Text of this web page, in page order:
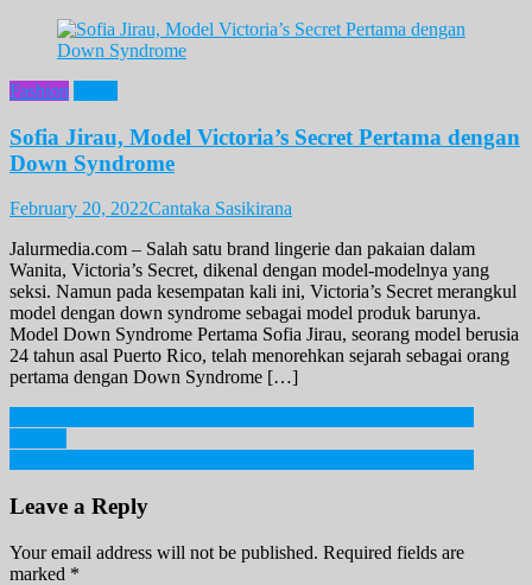
Fashion
Sofia Jirau, Model Victoria’s Secret Pertama dengan
Down Syndrome
February 20, 2022Cantaka Sasikirana
Jalurmedia.com – Salah satu brand lingerie dan pakaian dalam
Wanita, Victoria’s Secret, dikenal dengan model-modelnya yang
seksi. Namun pada kesempatan kali ini, Victoria’s Secret merangkul
model dengan down syndrome sebagai model produk barunya.
Model Down Syndrome Pertama Sofia Jirau, seorang model berusia
24 tahun asal Puerto Rico, telah menorehkan sejarah sebagai orang
pertama dengan Down Syndrome […]
Post
navigation
Leave a Reply
Your email address will not be published. Required fields are
marked *